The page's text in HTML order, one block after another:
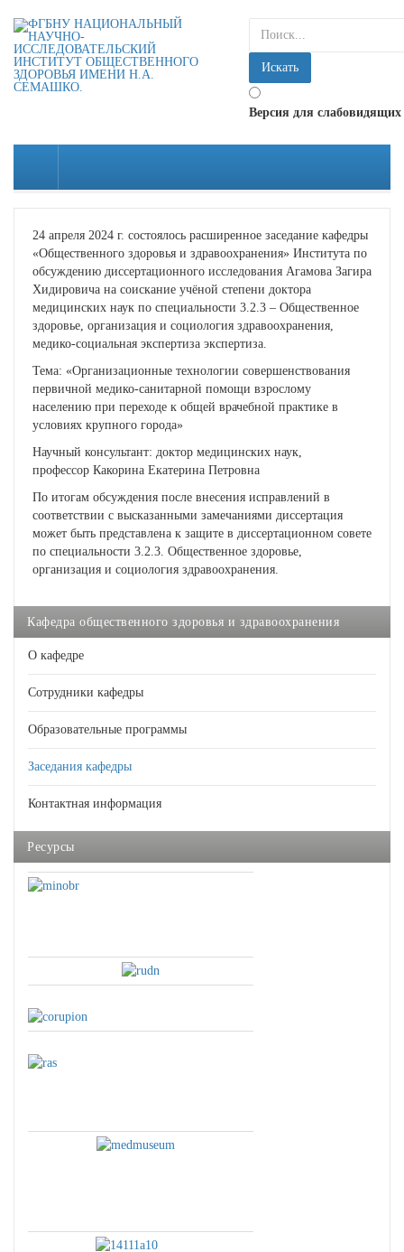
искать...
Искать
Версия для слабовидящих
24 апреля 2024 г. состоялось расширенное заседание кафедры
«Общественного здоровья и здравоохранения» Института по
обсуждению диссертационного исследования Агамова Загира
Хидировича на соискание учёной степени доктора
медицинских наук по специальности 3.2.3 – Общественное
здоровье, организация и социология здравоохранения,
медико-социальная экспертиза экспертиза.
Тема: «Организационные технологии совершенствования
первичной медико-санитарной помощи взрослому
населению при переходе к общей врачебной практике в
условиях крупного города»
Научный консультант: доктор медицинских наук,
профессор Какорина Екатерина Петровна
По итогам обсуждения после внесения исправлений в
соответствии с высказанными замечаниями диссертация
может быть представлена к защите в диссертационном совете
по специальности 3.2.3. Общественное здоровье,
организация и социология здравоохранения.
Кафедра общественного здоровья и здравоохранения
О кафедре
Сотрудники кафедры
Образовательные программы
Заседания кафедры
Контактная информация
Ресурсы